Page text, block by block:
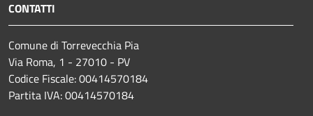
CONTATTI
Comune di Torrevecchia Pia
Via Roma, 1 - 27010 - PV
Codice Fiscale: 00414570184
Partita IVA: 00414570184